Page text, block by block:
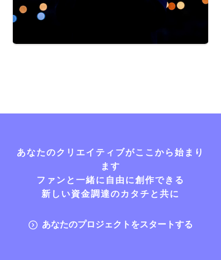
あなたのクリエイティブがここから始まり
ます
ファンと一緒に自由に創作できる
新しい資金調達のカタチと共に
あなたのプロジェクトをスタートする